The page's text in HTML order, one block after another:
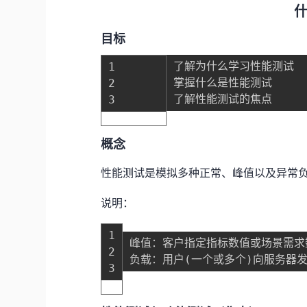
目标
1
2
3
了解为什么学习性能测试
掌握什么是性能测试
了解性能测试的焦点
概念
性能测试是模拟多种正常、峰值以及异常
说明：
1
2
3
峰值 ： 客户指定指标数值或场景需
负载： 用户 (一个或多个) 向服务器